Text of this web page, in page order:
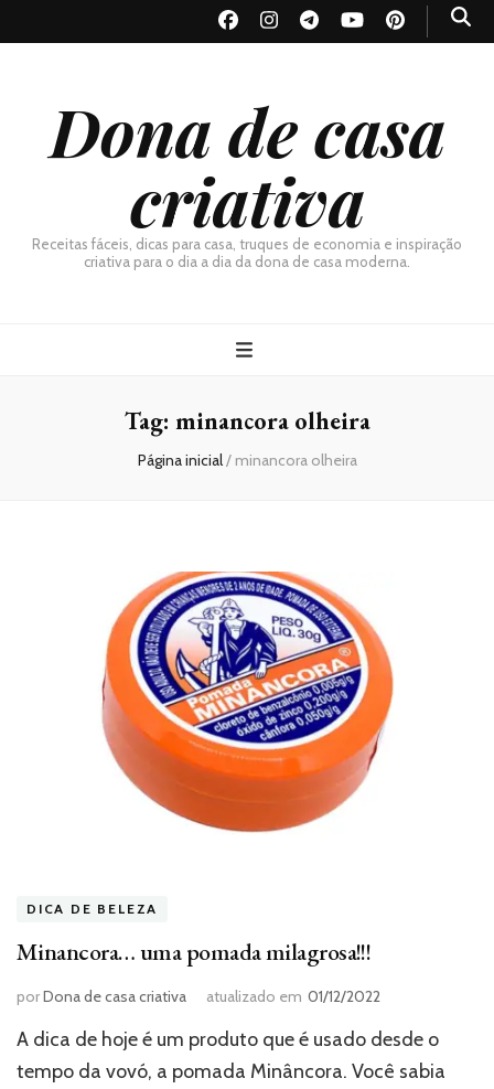
Dona de casa
criativa
Receitas fáceis, dicas para casa, truques de economia e inspiração
criativa para o dia a dia da dona de casa moderna.
Tag: minancora olheira
Página inicial/ minancora olheira
DICA DE BELEZA
Minancora… uma pomada milagrosa!!!
porDona de casa criativa atualizado em 01/12/2022
A dica de hoje é um produto que é usado desde o
tempo da vovó, a pomada Minâncora. Você sabia